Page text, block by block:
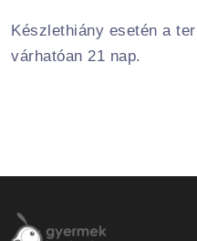
Készlethiány esetén a
várhatóan 21 nap.